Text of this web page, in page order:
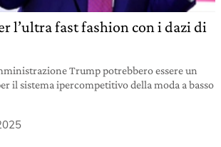
l’ultra fast fashion con i dazi di
Trump potrebbero essere un
il sistema ipercompetitivo della moda a basso